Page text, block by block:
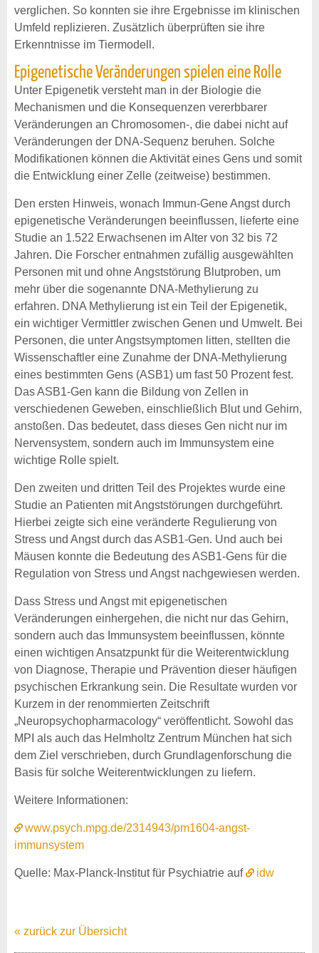
verglichen. So konnten sie ihre Ergebnisse im klinischen
Umfeld replizieren. Zusätzlich überprüften sie ihre
Erkenntnisse im Tiermodell.
Epigenetische Veränderungen spielen eine Rolle
Unter Epigenetik versteht man in der Biologie die
Mechanismen und die Konsequenzen vererbbarer
Veränderungen an Chromosomen-, die dabei nicht auf
Veränderungen der DNA-Sequenz beruhen. Solche
Modifikationen können die Aktivität eines Gens und somit
die Entwicklung einer Zelle (zeitweise) bestimmen.
Den ersten Hinweis, wonach Immun-Gene Angst durch
epigenetische Veränderungen beeinflussen, lieferte eine
Studie an 1.522 Erwachsenen im Alter von 32 bis 72
Jahren. Die Forscher entnahmen zufällig ausgewählten
Personen mit und ohne Angststörung Blutproben, um
mehr über die sogenannte DNA-Methylierung zu
erfahren. DNA Methylierung ist ein Teil der Epigenetik,
ein wichtiger Vermittler zwischen Genen und Umwelt. Bei
Personen, die unter Angstsymptomen litten, stellten die
Wissenschaftler eine Zunahme der DNA-Methylierung
eines bestimmten Gens (ASB1) um fast 50 Prozent fest.
Das ASB1-Gen kann die Bildung von Zellen in
verschiedenen Geweben, einschließlich Blut und Gehirn,
anstoßen. Das bedeutet, dass dieses Gen nicht nur im
Nervensystem, sondern auch im Immunsystem eine
wichtige Rolle spielt.
Den zweiten und dritten Teil des Projektes wurde eine
Studie an Patienten mit Angststörungen durchgeführt.
Hierbei zeigte sich eine veränderte Regulierung von
Stress und Angst durch das ASB1-Gen. Und auch bei
Mäusen konnte die Bedeutung des ASB1-Gens für die
Regulation von Stress und Angst nachgewiesen werden.
Dass Stress und Angst mit epigenetischen
Veränderungen einhergehen, die nicht nur das Gehirn,
sondern auch das Immunsystem beeinflussen, könnte
einen wichtigen Ansatzpunkt für die Weiterentwicklung
von Diagnose, Therapie und Prävention dieser häufigen
psychischen Erkrankung sein. Die Resultate wurden vor
Kurzem in der renommierten Zeitschrift
„Neuropsychopharmacology“ veröffentlicht. Sowohl das
MPI als auch das Helmholtz Zentrum München hat sich
dem Ziel verschrieben, durch Grundlagenforschung die
Basis für solche Weiterentwicklungen zu liefern.
Weitere Informationen:
www.psych.mpg.de/2314943/pm1604-angst-
immunsystem
Quelle: Max-Planck-Institut für Psychiatrie auf idw
« zurück zur Übersicht